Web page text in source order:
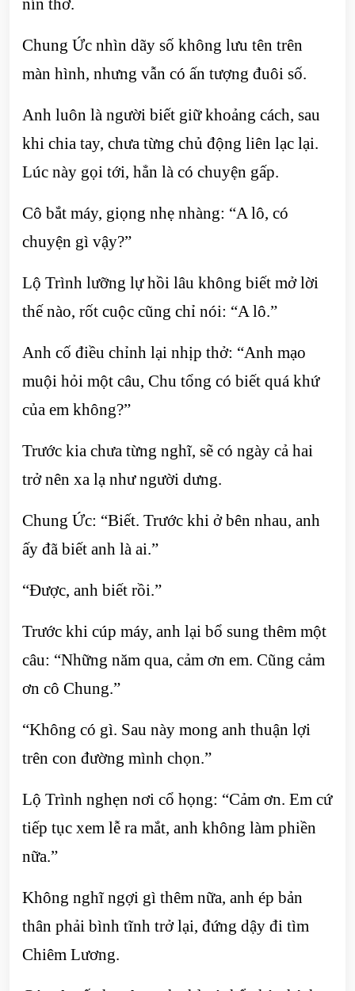
nín thở.
Chung Ức nhìn dãy số không lưu tên trên
màn hình, nhưng vẫn có ấn tượng đuôi số.
Anh luôn là người biết giữ khoảng cách, sau
khi chia tay, chưa từng chủ động liên lạc lại.
Lúc này gọi tới, hẳn là có chuyện gấp.
Cô bắt máy, giọng nhẹ nhàng: “A lô, có
chuyện gì vậy?”
Lộ Trình lưỡng lự hồi lâu không biết mở lời
thế nào, rốt cuộc cũng chỉ nói: “A lô.”
Anh cố điều chỉnh lại nhịp thở: “Anh mạo
muội hỏi một câu, Chu tổng có biết quá khứ
của em không?”
Trước kia chưa từng nghĩ, sẽ có ngày cả hai
trở nên xa lạ như người dưng.
Chung Ức: “Biết. Trước khi ở bên nhau, anh
ấy đã biết anh là ai.”
“Được, anh biết rồi.”
Trước khi cúp máy, anh lại bổ sung thêm một
câu: “Những năm qua, cảm ơn em. Cũng cảm
ơn cô Chung.”
“Không có gì. Sau này mong anh thuận lợi
trên con đường mình chọn.”
Lộ Trình nghẹn nơi cổ họng: “Cảm ơn. Em cứ
tiếp tục xem lễ ra mắt, anh không làm phiền
nữa.”
Không nghĩ ngợi gì thêm nữa, anh ép bản
thân phải bình tĩnh trở lại, đứng dậy đi tìm
Chiêm Lương.